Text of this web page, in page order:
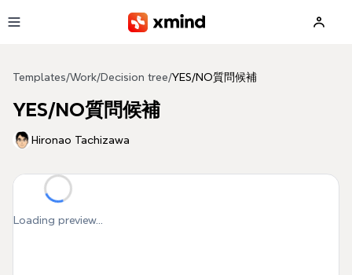
Templates/Work/Decision tree/YES/NO質問候補
YES/NO質問候補
Hironao Tachizawa
Loading preview...